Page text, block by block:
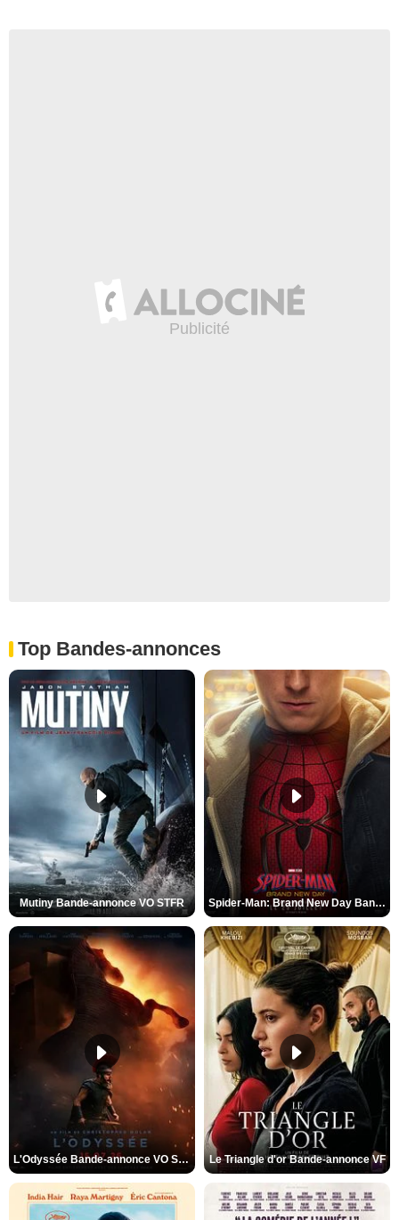
Top Bandes-annonces
Mutiny Bande-annonce VO STFR Spider-Man: Brand New Day Bande-annonce VO STFR
L'Odyssée Bande-annonce VO STFR Le Triangle d'or Bande-annonce VF